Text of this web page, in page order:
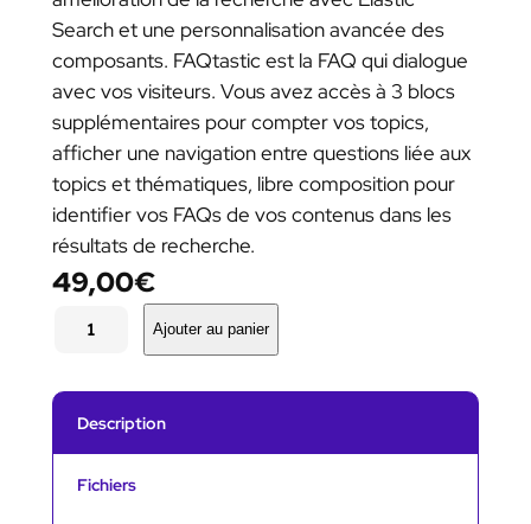
Search et une personnalisation avancée des
composants. FAQtastic est la FAQ qui dialogue
avec vos visiteurs. Vous avez accès à 3 blocs
supplémentaires pour compter vos topics,
afficher une navigation entre questions liée aux
topics et thématiques, libre composition pour
identifier vos FAQs de vos contenus dans les
résultats de recherche.
49,00€
t
é
Ajouter au panier
Description
Fichiers